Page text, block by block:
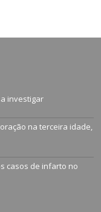
investigar
na terceira idade,
casos de infarto no